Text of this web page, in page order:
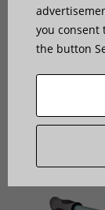
Plier
accessories
you consent
the button